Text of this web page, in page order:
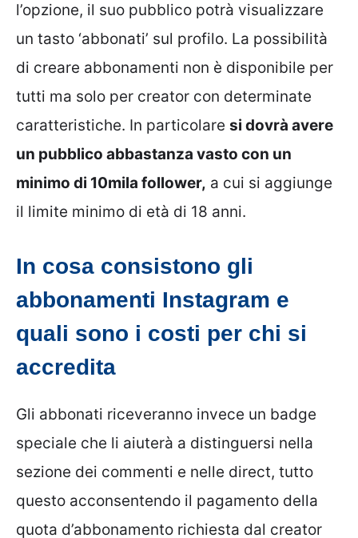
l’opzione, il suo pubblico potrà visualizzare
un tasto ‘abbonati’ sul profilo. La possibilità
di creare abbonamenti non è disponibile per
tutti ma solo per creator con determinate
caratteristiche. In particolare si dovrà avere
un pubblico abbastanza vasto con un
minimo di 10mila follower, a cui si aggiunge
il limite minimo di età di 18 anni.
In cosa consistono gli
abbonamenti Instagram e
quali sono i costi per chi si
accredita
Gli abbonati riceveranno invece un badge
speciale che li aiuterà a distinguersi nella
sezione dei commenti e nelle direct, tutto
questo acconsentendo il pagamento della
quota d’abbonamento richiesta dal creator